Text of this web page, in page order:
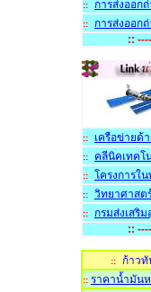
:: การส่งออก
::
การส่งออก
::
:: เครือข่ายด้
:: คลีนิคเทคโ
:: โครงการใ
:: วิทยาศาสต
::
กรมส่งเสริ
::
:: ก้าวทั
:: ราคาน้ำมัน